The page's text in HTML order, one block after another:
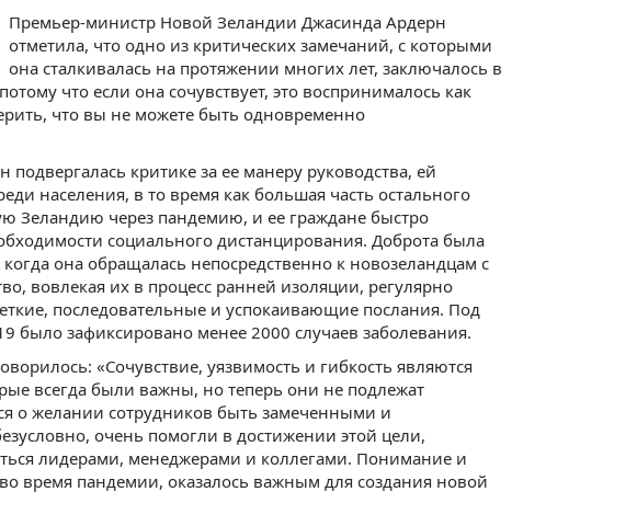
Премьер-министр Новой Зеландии Джасинда Ардерн
отметила, что одно из критических замечаний, с которыми
она сталкивалась на протяжении многих лет, заключалось в
что если она сочувствует, это воспринималось как
что вы не можете быть одновременно
критике за ее манеру руководства, ей
населения, в то время как большая часть остального
Зеландию через пандемию, и ее граждане быстро
социального дистанцирования. Доброта была
она обращалась непосредственно к новозеландцам с
вовлекая их в процесс ранней изоляции, регулярно
последовательные и успокаивающие послания. Под
было зафиксировано менее 2000 случаев заболевания.
«Сочувствие, уязвимость и гибкость являются
всегда были важны, но теперь они не подлежат
о желании сотрудников быть замеченными и
очень помогли в достижении этой цели,
лидерами, менеджерами и коллегами. Понимание и
время пандемии, оказалось важным для создания новой